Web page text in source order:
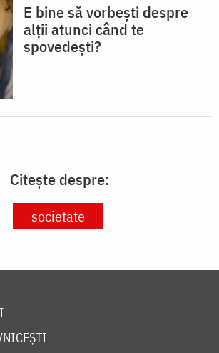
E bine să vorbești despre
alții atunci când te
spovedești?
Citește despre:
societate